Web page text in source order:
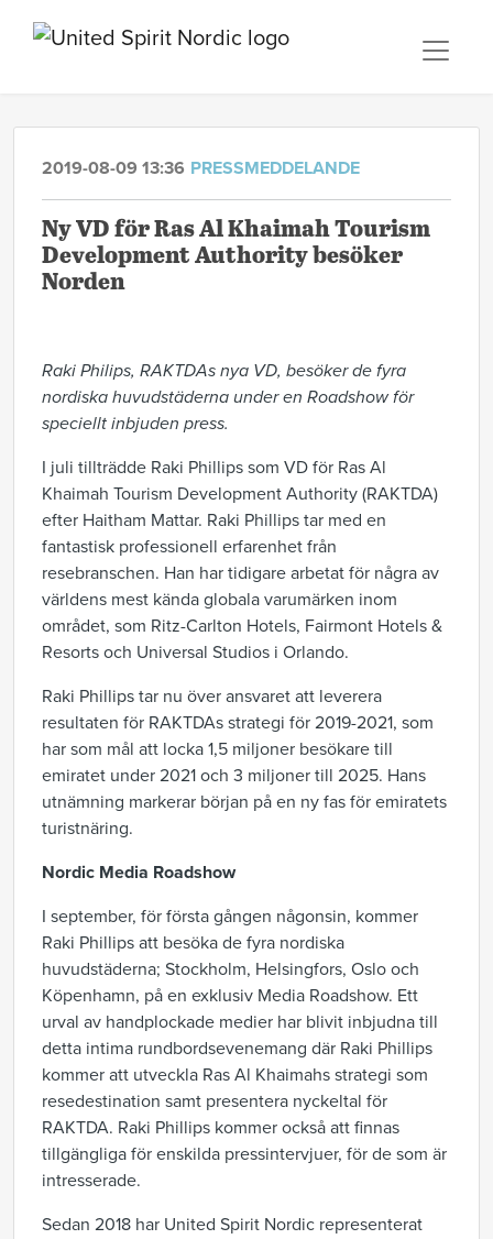
2019-08-09 13:36 PRESSMEDDELANDE
Ny VD för Ras Al Khaimah Tourism
Development Authority besöker
Norden
Raki Philips, RAKTDAs nya VD, besöker de fyra
nordiska huvudstäderna under en Roadshow för
speciellt inbjuden press.
I juli tillträdde Raki Phillips som VD för Ras Al
Khaimah Tourism Development Authority (RAKTDA)
efter Haitham Mattar. Raki Phillips tar med en
fantastisk professionell erfarenhet från
resebranschen. Han har tidigare arbetat för några av
världens mest kända globala varumärken inom
området, som Ritz-Carlton Hotels, Fairmont Hotels &
Resorts och Universal Studios i Orlando.
Raki Phillips tar nu över ansvaret att leverera
resultaten för RAKTDAs strategi för 2019-2021, som
har som mål att locka 1,5 miljoner besökare till
emiratet under 2021 och 3 miljoner till 2025. Hans
utnämning markerar början på en ny fas för emiratets
turistnäring.
Nordic Media Roadshow
I september, för första gången någonsin, kommer
Raki Phillips att besöka de fyra nordiska
huvudstäderna; Stockholm, Helsingfors, Oslo och
Köpenhamn, på en exklusiv Media Roadshow. Ett
urval av handplockade medier har blivit inbjudna till
detta intima rundbordsevenemang där Raki Phillips
kommer att utveckla Ras Al Khaimahs strategi som
resedestination samt presentera nyckeltal för
RAKTDA. Raki Phillips kommer också att finnas
tillgängliga för enskilda pressintervjuer, för de som är
intresserade.
Sedan 2018 har United Spirit Nordic representerat